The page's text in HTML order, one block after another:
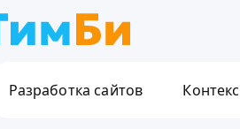
Разработка сайтов